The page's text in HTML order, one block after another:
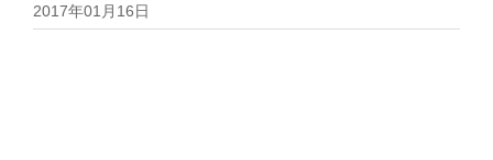
2017年01月16日